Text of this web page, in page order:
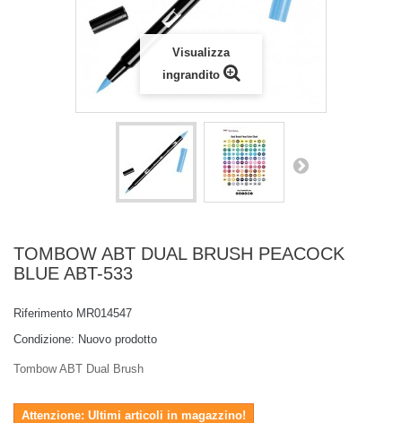
Visualizza
ingrandito
TOMBOW ABT DUAL BRUSH PEACOCK
BLUE ABT-533
Riferimento MR014547
Condizione: Nuovo prodotto
Tombow ABT Dual Brush
Attenzione: Ultimi articoli in magazzino!